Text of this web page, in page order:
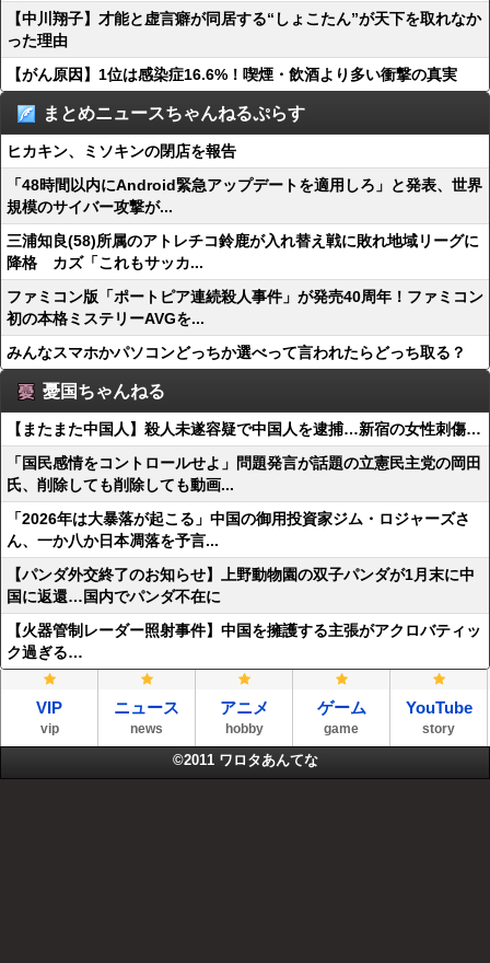
【中川翔子】才能と虚言癖が同居する“しょこたん”が天下を取れなか
った理由
【がん原因】1位は感染症16.6%！喫煙・飲酒より多い衝撃の真実
まとめニュースちゃんねるぷらす
ヒカキン、ミソキンの閉店を報告
「48時間以内にAndroid緊急アップデートを適用しろ」と発表、世界
規模のサイバー攻撃が...
三浦知良(58)所属のアトレチコ鈴鹿が入れ替え戦に敗れ地域リーグに
降格 カズ「これもサッカ...
ファミコン版「ポートピア連続殺人事件」が発売40周年！ファミコン
初の本格ミステリーAVGを...
みんなスマホかパソコンどっちか選べって言われたらどっち取る？
憂国ちゃんねる
【またまた中国人】殺人未遂容疑で中国人を逮捕…新宿の女性刺傷…
「国民感情をコントロールせよ」問題発言が話題の立憲民主党の岡田
氏、削除しても削除しても動画...
「2026年は大暴落が起こる」中国の御用投資家ジム・ロジャーズさ
ん、一か八か日本凋落を予言...
【パンダ外交終了のお知らせ】上野動物園の双子パンダが1月末に中
国に返還…国内でパンダ不在に
【火器管制レーダー照射事件】中国を擁護する主張がアクロバティッ
ク過ぎる…
VIP
vip
ニュース
news
アニメ
hobby
ゲーム
game
YouTube
story
©2011 ワロタあんてな